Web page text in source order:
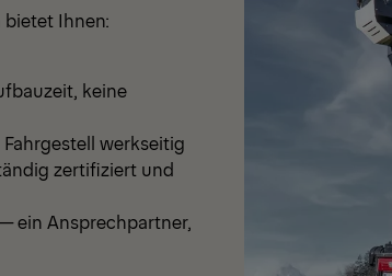
bietet Ihnen:
keine
werkseitig
zertifiziert und
— ein Ansprechpartner,